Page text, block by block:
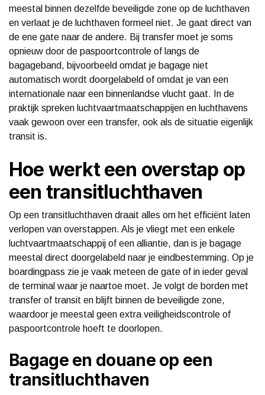
meestal binnen dezelfde beveiligde zone op de luchthaven
en verlaat je de luchthaven formeel niet. Je gaat direct van
de ene gate naar de andere. Bij transfer moet je soms
opnieuw door de paspoortcontrole of langs de
bagageband, bijvoorbeeld omdat je bagage niet
automatisch wordt doorgelabeld of omdat je van een
internationale naar een binnenlandse vlucht gaat. In de
praktijk spreken luchtvaartmaatschappijen en luchthavens
vaak gewoon over een transfer, ook als de situatie eigenlijk
transit is.
Hoe werkt een overstap op
een transitluchthaven
Op een transitluchthaven draait alles om het efficiënt laten
verlopen van overstappen. Als je vliegt met een enkele
luchtvaartmaatschappij of een alliantie, dan is je bagage
meestal direct doorgelabeld naar je eindbestemming. Op je
boardingpass zie je vaak meteen de gate of in ieder geval
de terminal waar je naartoe moet. Je volgt de borden met
transfer of transit en blijft binnen de beveiligde zone,
waardoor je meestal geen extra veiligheidscontrole of
paspoortcontrole hoeft te doorlopen.
Bagage en douane op een
transitluchthaven